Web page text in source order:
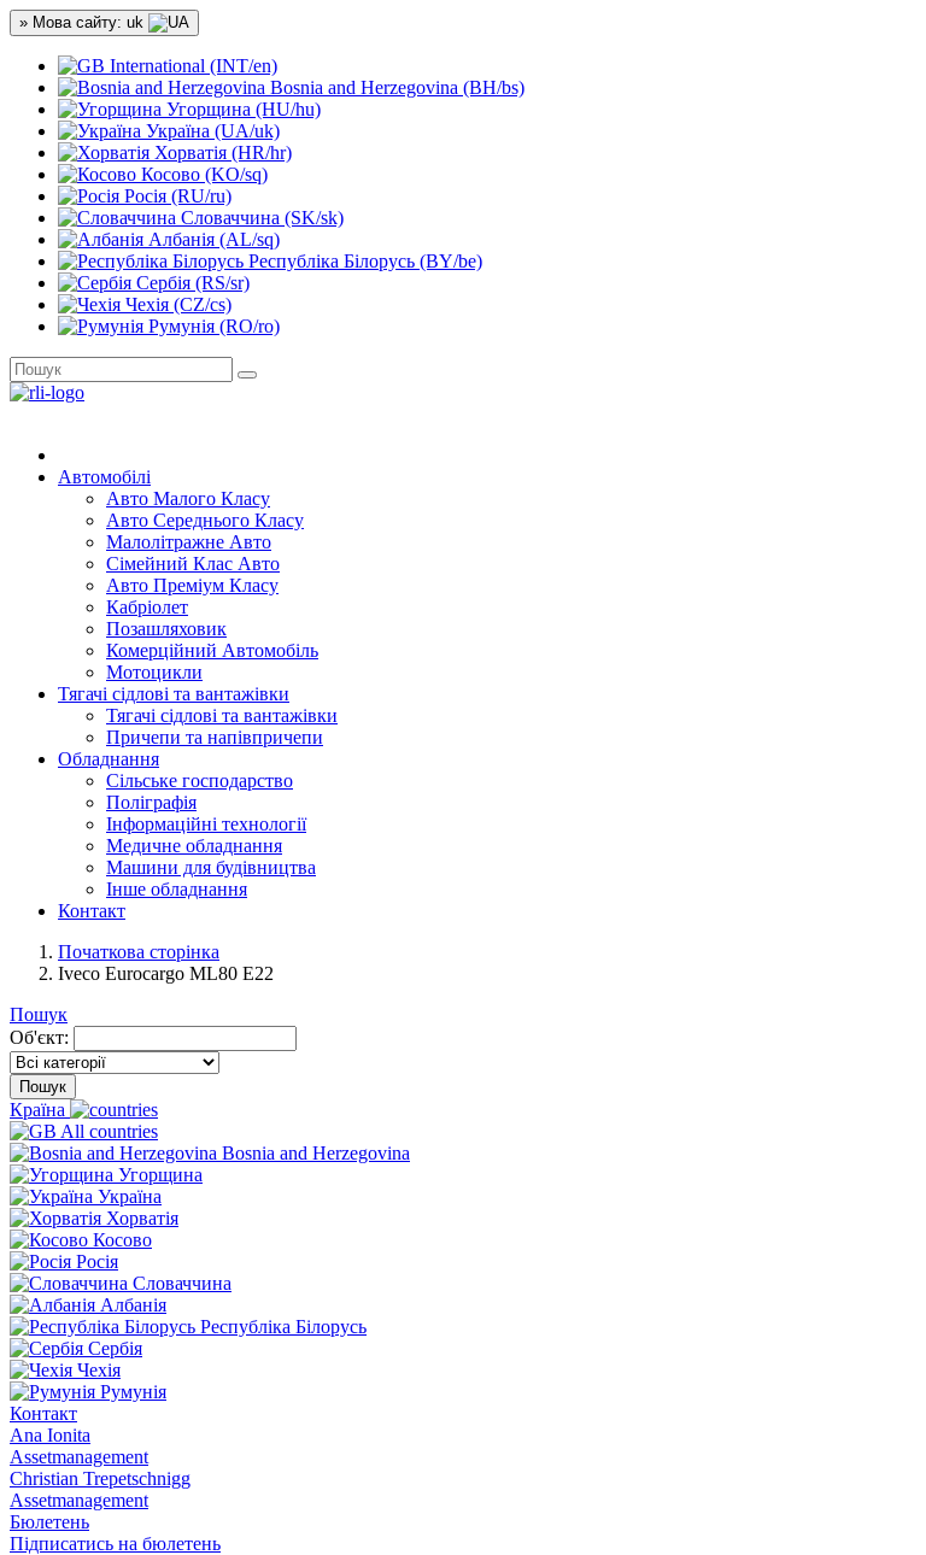
» Мова сайту: uk
International (INT/en)
Bosnia and Herzegovina (BH/bs)
Угорщина (HU/hu)
Україна (UA/uk)
Хорватія (HR/hr)
Косово (KO/sq)
Росія (RU/ru)
Словаччина (SK/sk)
Албанія (AL/sq)
Республіка Білорусь (BY/be)
Сербія (RS/sr)
Чехія (CZ/cs)
Румунія (RO/ro)
Автомобілі
Авто Малого Класу
Авто Середнього Класу
Малолітражне Авто
Сімейний Клас Авто
Авто Преміум Класу
Кабріолет
Позашляховик
Комерційний Автомобіль
Мотоцикли
Тягачі сідлові та вантажівки
Тягачі сідлові та вантажівки
Причепи та напівпричепи
Обладнання
Сільське господарство
Поліграфія
Інформаційні технології
Медичне обладнання
Машини для будівництва
Інше обладнання
Контакт
Початкова сторінка
Iveco Eurocargo ML80 E22
Пошук
Об'єкт:
Пошук
Країна
All countries
Bosnia and Herzegovina
Угорщина
Україна
Хорватія
Косово
Росія
Словаччина
Албанія
Республіка Білорусь
Сербія
Чехія
Румунія
Контакт
Ana Ionita
Assetmanagement
Christian Trepetschnigg
Assetmanagement
Бюлетень
Підписатись на бюлетень